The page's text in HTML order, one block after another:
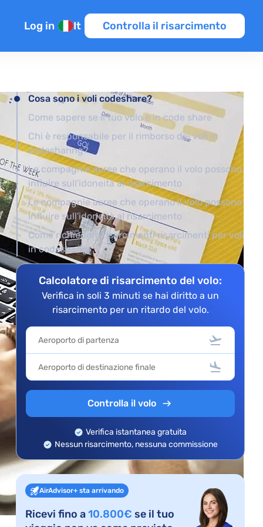
aereo
Log in It Controlla il risarcimento
Cosa sono i voli codeshare?
Come sapere se il tuo volo è in code share
Chi è responsabile per il rimborso dei voli in
codesharing?
Le compagnie aeree che operano il volo possono
influire sull'idoneità al risarcimento
Le compagnie aeree che operano il volo possono
influire sull'idoneità al risarcimento
Come richiedere risarcimenti risarcimenti per voli
in codesharig
Calcolatore di risarcimento del volo:
Verifica in soli 3 minuti se hai diritto a un
risarcimento per un ritardo del volo.
Controlla il volo
Verifica istantanea gratuita
Nessun risarcimento, nessuna commissione
AirAdvisor+ sta arrivando
Ricevi fino a10.800€ se il tuo